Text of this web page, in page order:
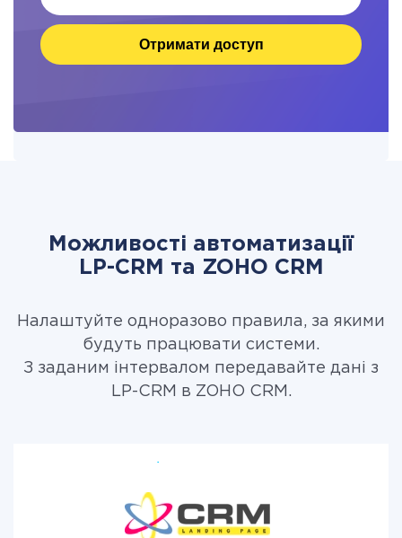
Отримати доступ
Можливості автоматизації
LP-CRM та ZOHO CRM
Налаштуйте одноразово правила, за якими
будуть працювати системи.
З заданим інтервалом передавайте дані з
LP-CRM в ZOHO CRM.